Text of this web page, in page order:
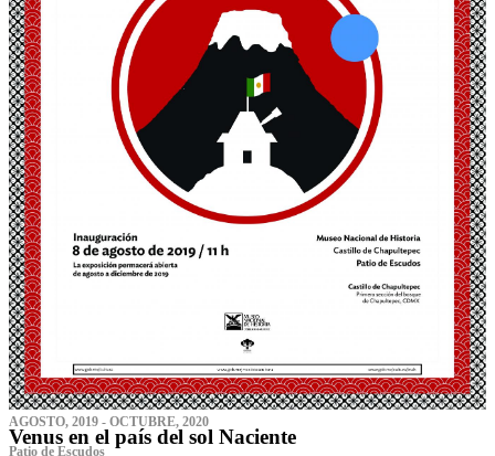
AGOSTO, 2019 - OCTUBRE, 2020
Venus en el país del sol Naciente
P‌atio de Escudos